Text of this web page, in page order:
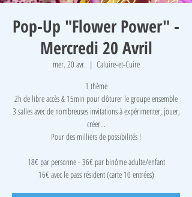
Pop-Up "Flower Power" -
Mercredi 20 Avril
mer. 20 avr.
  |
Caluire-et-Cuire
1 thème
2h de libre accès & 15min pour clôturer le groupe ensemble
3 salles avec de nombreuses invitations à expérimenter, jouer,
créer...
Pour des milliers de possibilités !
18€ par personne - 36€ par binôme adulte/enfant
16€ avec le pass résident (carte 10 entrées)